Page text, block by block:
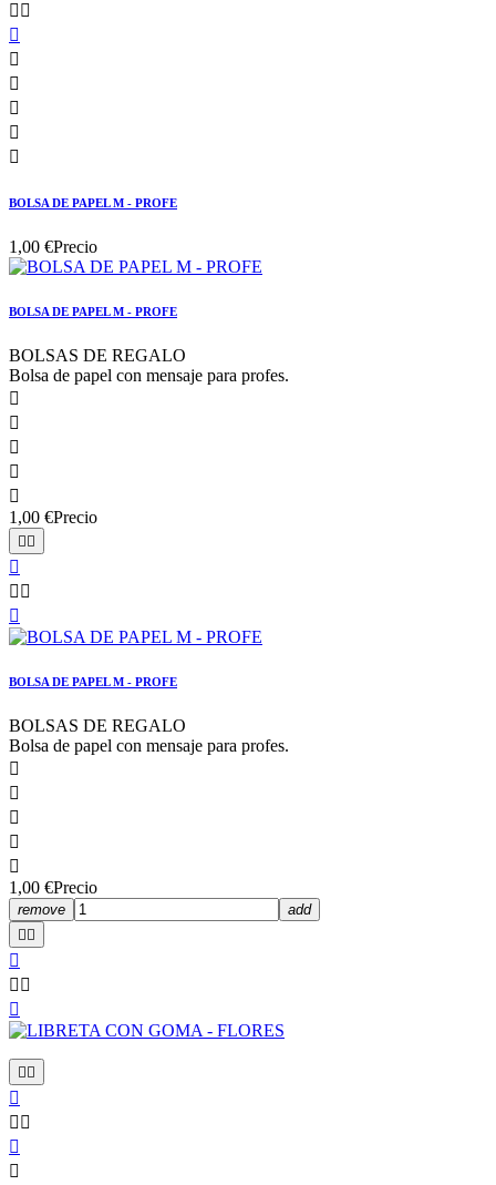
 






BOLSA DE PAPEL M - PROFE
1,00 €Precio
BOLSA DE PAPEL M - PROFE
BOLSAS DE REGALO
Bolsa de papel con mensaje para profes.





1,00 €Precio
 

 

BOLSA DE PAPEL M - PROFE
BOLSAS DE REGALO
Bolsa de papel con mensaje para profes.





1,00 €Precio
remove
add
 

 

 

 

